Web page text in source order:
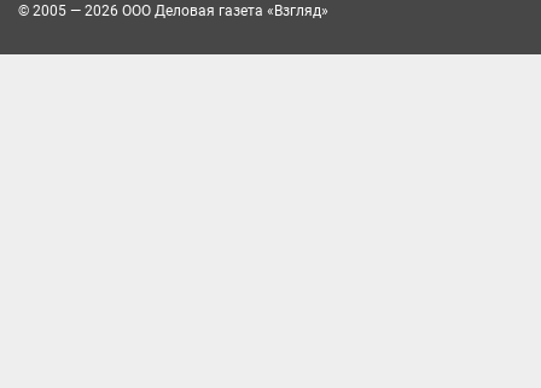
© 2005 — 2026 ООО Деловая газета «Взгляд»